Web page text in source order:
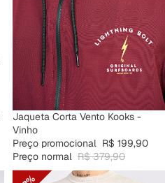
PROMOÇÃO
Jaqueta Corta Vento Kooks -
Vinho
Preço promocional R$ 199,90
Preço normal R$ 379,90
Suéter